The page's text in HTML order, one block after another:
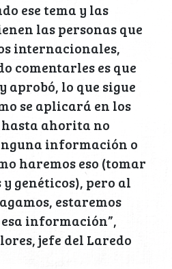
ese tema y las
las personas que
internacionales,
comentarles es que
aprobó, lo que sigue
se aplicará en los
ahorita no
información o
haremos eso (tomar
genéticos), pero al
estaremos
información”,
jefe del Laredo